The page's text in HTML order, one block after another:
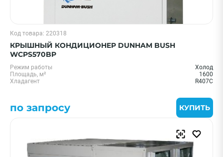
Код товара: 220318
КРЫШНЫЙ КОНДИЦИОНЕР DUNHAM BUSH
WCPS570BP
Режим работы
Холод
Площадь, м²
1600
Хладагент
R407C
по запросу КУПИТЬ